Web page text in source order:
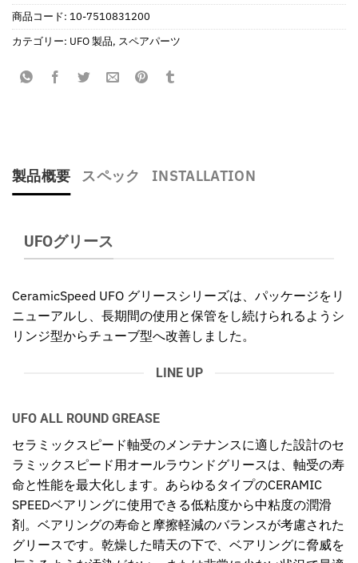
商品コード: 10-7510831200
カテゴリー: UFO 製品, スペアパーツ
製品概要 スペック INSTALLATION
UFOグリース
CeramicSpeed UFO グリースシリーズは、パッケージをリ
ニューアルし、長期間の使用と保管をし続けられるようシ
リンジ型からチューブ型へ改善しました。
LINE UP
UFO ALL ROUND GREASE
セラミックスピード軸受のメンテナンスに適した設計のセ
ラミックスピード用オールラウンドグリースは、軸受の寿
命と性能を最大化します。あらゆるタイプのCERAMIC
SPEEDベアリングに使用できる低粘度から中粘度の潤滑
剤。ベアリングの寿命と摩擦軽減のバランスが考慮された
グリースです。乾燥した晴天の下で、ベアリングに脅威を